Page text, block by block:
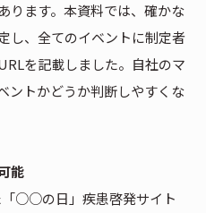
ります。本資料では、確かな
し、全てのイベントに制定者
を記載しました。自社のマ
ントかどうか判断しやすくな
能
○○の日」疾患啓発サイト